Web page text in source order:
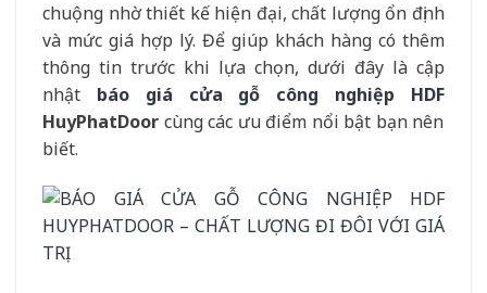
chuộng nhờ thiết kế hiện đại, chất lượng ổn định
và mức giá hợp lý. Để giúp khách hàng có thêm
thông tin trước khi lựa chọn, dưới đây là cập
nhật báo giá cửa gỗ công nghiệp HDF
HuyPhatDoor cùng các ưu điểm nổi bật bạn nên
biết.